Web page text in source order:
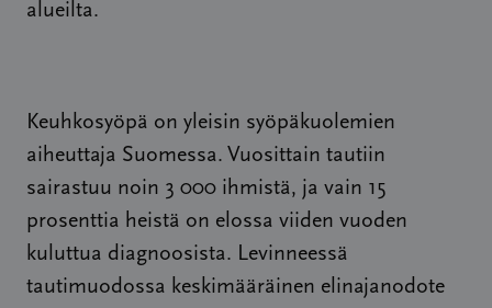
alueilta.
Keuhkosyöpä on yleisin syöpäkuolemien
aiheuttaja Suomessa. Vuosittain tautiin
sairastuu noin 3 000 ihmistä, ja vain 15
prosenttia heistä on elossa viiden vuoden
kuluttua diagnoosista. Levinneessä
tautimuodossa keskimääräinen elinajanodote